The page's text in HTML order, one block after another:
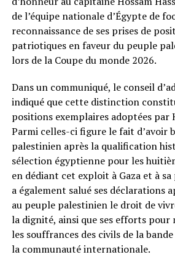
de l’équipe nationale d’Égypte de
reconnaissance de ses prises de
patriotiques en faveur du peuple
lors de la Coupe du monde 2026.
Dans un communiqué, le conseil
indiqué que cette distinction
positions exemplaires adoptées par
Parmi celles-ci figure le fait d’avoir
palestinien après la qualification
sélection égyptienne pour les
en dédiant cet exploit à Gaza et à
a également salué ses déclarations
au peuple palestinien le droit de
la dignité, ainsi que ses efforts
les souffrances des civils de la
la communauté internationale.